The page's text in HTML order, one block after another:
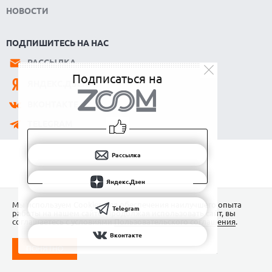
ТОЛЩИНОЙ 4,7 ММ И 12" OLED МАТРИЦЕЙ
TROUVER ПРЕДСТАВИЛ НОВЫЕ ТЕХНОЛОГИИ ВЛАЖНОЙ
УЯЗВИМОСТЬ PRIVATE RELAY РАСКРЫВАЕТ РЕАЛЬНЫЙ IP-
АДРЕС ПОЛЬЗОВАТЕЛЕЙ APPLE
HUAWEI NOVA 16 SE ВПЕЧАТЛЯЕТ РЕКОРДНОЙ БАТАРЕЕЙ И
СПУТНИКОВОЙ СВЯЗЬЮ
ФЕРМЕРЫ ИЗ КЕНТУККИ ОТВЕРГЛИ ПРЕДЛОЖЕНИЕ В 26
МИЛЛИОНОВ ДОЛЛАРОВ ЗА СТРОИТЕЛЬСТВО ЦОД
НОВОСТИ
ПОДПИШИТЕСЬ НА НАС
РАССЫЛКА
ЯНДЕКС.ДЗЕНПодписаться на
Рассылка
Яндекс.Дзен
Telegram
Вконтакте
Мы используем Сookies для обеспечения наилучшего опыта
работы на нашем сайте. Продолжая использовать сайт, вы
соглашаетесь с условиямиПользовательского соглашения.
ПОНЯТНО